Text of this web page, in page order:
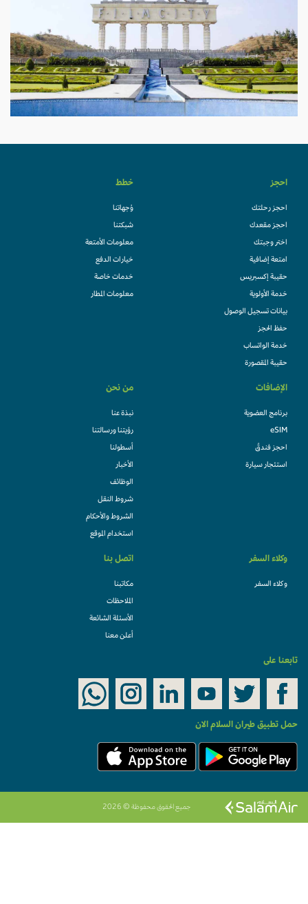
احجز
احجز رحلتك
احجز مقعدك
اختر وجبتك
امتعة إضافية
حقيبة إكسبريس
خدمة الأولوية
بيانات تسجيل الوصول
حفظ الحجز
خدمة الواتساب
حقيبة المقصورة
خطط
وُجهاتنا
شبكتنا
معلومات الأمتعة
خيارات الدفع
خدمات خاصة
معلومات المطار
الإضافات
برنامج العضوية
eSIM
احجز فندقً
استئجار سيارة
من نحن
نبذة عنا
رؤيتنا ورسالتنا
أسطولنا
الأخبار
الوظائف
شروط النقل
الشروط والأحكام
استخدام الموقع
وكلاء السفر
وكلاء السفر
اتصل بنا
مكاتبنا
الملاحظات
الأسئلة الشائعة
أعلن معنا
تابعنا على
حمل تطبيق طيران السلام الان
جميع الحقوق محفوظة © 2026